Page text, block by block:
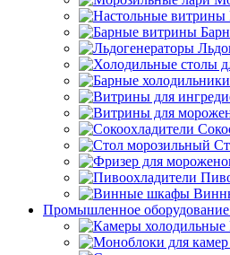
Промышленное оборудование